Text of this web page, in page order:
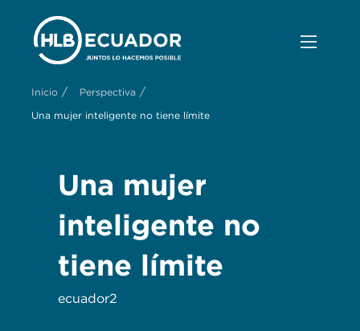
Inicio / Perspectiva /
Una mujer inteligente no tiene límite
Una mujer
inteligente no
tiene límite
ecuador2